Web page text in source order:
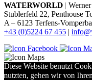
WATERWORLD |
Stublerfeld 22, Penthouse
A – 6123 Terfens-
+43 (0)5224 67 455 |
Diese Website benutzt
nutzten, gehen wir von